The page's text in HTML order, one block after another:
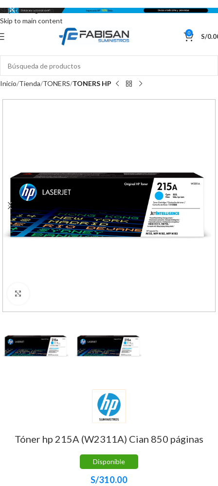
Skip to navigation
Skip to main content
0 S/
Inicio Tienda TONERS TONERS HP
Tóner hp 215A (W2311A) Cian 850 páginas
Disponible
S/310.00